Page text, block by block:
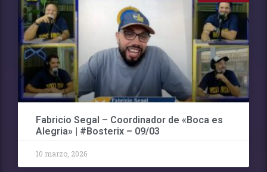
Fabricio Segal – Coordinador de «Boca es
Alegria» | #Bosterix – 09/03
10 marzo, 2026